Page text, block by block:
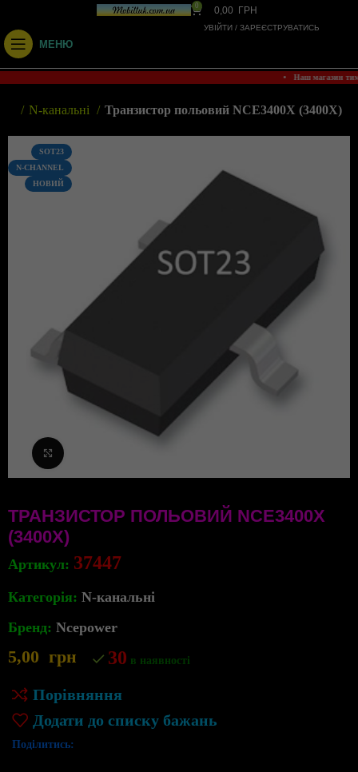
0 0,00 ГРН
УВІЙТИ / ЗАРЕЄСТРУВАТИСЬ
МЕНЮ
• Наш магазин
N-канальні Транзистор польовий NCE3400X (3400X)
SOT23
N-CHANNEL
НОВИЙ
ТРАНЗИСТОР ПОЛЬОВИЙ NCE3400X
(3400X)
Артикул: 37447
Категорія: N-канальні
Бренд:Ncepower
5,00 грн 30 в наявності
Порівняння
Додати до списку бажань
Поділитись: